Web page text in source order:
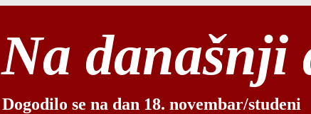
Na današnji
Dogodilo se na dan 18. novembar/studeni